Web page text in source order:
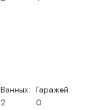
Ванных:
2
Гаражей:
0